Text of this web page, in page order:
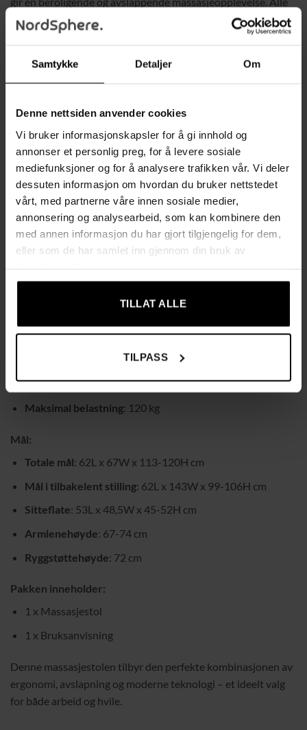
Samtykke Detaljer Om
Denne nettsiden anvender cookies
Vi bruker informasjonskapsler for å gi innhold og
annonser et personlig preg, for å levere sosiale
mediefunksjoner og for å analysere trafikken vår. Vi deler
dessuten informasjon om hvordan du bruker nettstedet
vårt, med partnerne våre innen sosiale medier,
annonsering og analysearbeid, som kan kombinere den
med annen informasjon du har gjort tilgjengelig for dem,
eller som de har samlet inn gjennom din bruk av
TILLAT ALLE
TILPASS
funksjonene styres enkelt med en trådbundet fjernkontroll,
som kan oppbevares praktisk i side-lommen når den ikke er i
Det høye ryggstøttet kan justeres opp til 135 grader, og et
armlener og en polstret pute gir ekstra komfort, noe som gjør
denne stolen ideell for både arbeid og avslapning.
Spesifikasjoner:
360 graders svingbar: Full bevegelsesfrihet
Massasjefunksjon: 6 vibrasjonspunkter (rygg, korsrygg,
lår)
Varmefunksjon: Integrert i korsryggen for økt
135° og uttrekkbart fotstøtte
Materiale: Mikrofiber, skum, PU-hjul, nylonbase
Maksimal belastning: 120 kg
Mål:
Totale mål: 62L x 67W x 113-120H cm
Mål i tilbakelent stilling: 62L x 143W x 99-106H cm
Sitteflate: 53L x 48,5W x 45-52H cm
Armlenehøyde: 67-74 cm
Ryggstøttehøyde: 72 cm
Pakken inneholder:
1 x Massasjestol
1 x Bruksanvisning
Denne massasjestolen tilbyr den perfekte kombinasjonen av
ergonomi, avslapning og moderne teknologi – et ideelt valg
for både arbeid og hvile.